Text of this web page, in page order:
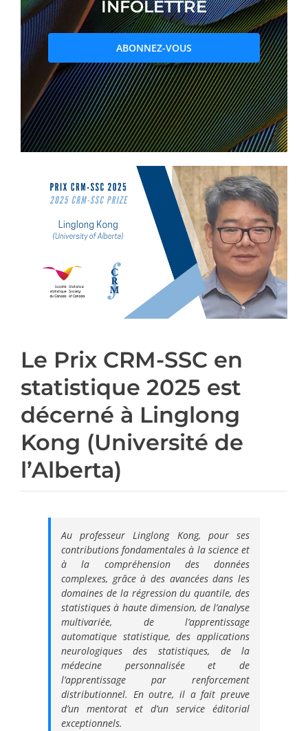
PRIX ET DISTINCTIONS
Recherche
Répertoire
Ressources
Abonnement à l’infolettre
INFOLETTRE
ABONNEZ-VOUS
Le Prix CRM-SSC en
statistique 2025 est
décerné à Linglong
Kong (Université de
l’Alberta)
Au professeur Linglong Kong, pour ses
contributions fondamentales à la science et
à la compréhension des données
complexes, grâce à des avancées dans les
domaines de la régression du quantile, des
statistiques à haute dimension, de l’analyse
multivariée, de l’apprentissage
automatique statistique, des applications
neurologiques des statistiques, de la
médecine personnalisée et de
l’apprentissage par renforcement
distributionnel. En outre, il a fait preuve
d’un mentorat et d’un service éditorial
exceptionnels.